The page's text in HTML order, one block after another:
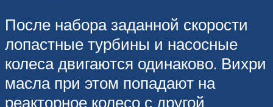
После набора заданной скорости
лопастные турбины и насосные
колеса двигаются одинаково. Вихри
масла при этом попадают на
реакторное колесо с другой